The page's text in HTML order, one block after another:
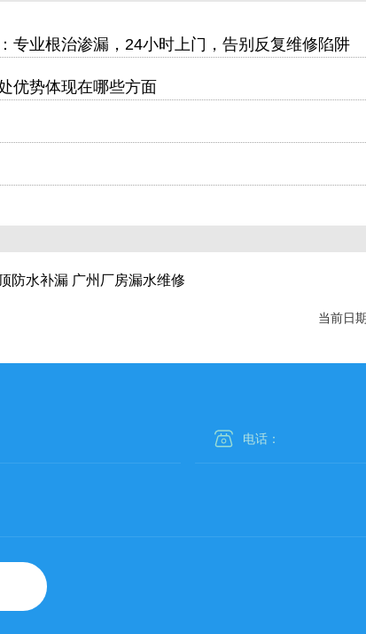
专业根治渗漏，24小时上门，告别反复维修陷阱
优势体现在哪些方面
防水补漏 广州厂房漏水维修
当前日